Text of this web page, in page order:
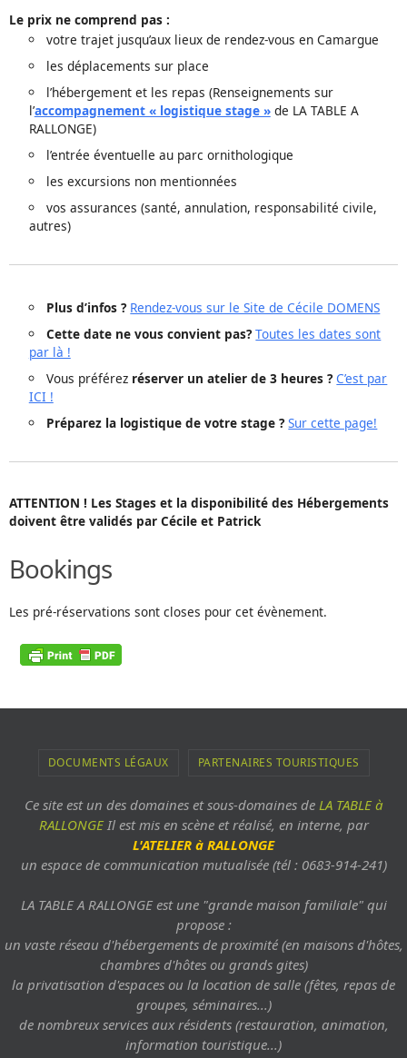
Le prix ne comprend pas :
votre trajet jusqu’aux lieux de rendez-vous en Camargue
les déplacements sur place
l’hébergement et les repas (Renseignements sur
l’accompagnement « logistique stage »de LA TABLE A
RALLONGE)
l’entrée éventuelle au parc ornithologique
les excursions non mentionnées
vos assurances (santé, annulation, responsabilité civile,
autres)
Plus d’infos ? Rendez-vous sur le Site de Cécile DOMENS
Cette date ne vous convient pas? Toutes les dates sont
par là !
Vous préférez réserver un atelier de 3 heures ? C’est par
ICI !
Préparez la logistique de votre stage ? Sur cette page!
ATTENTION ! Les Stages et la disponibilité des Hébergements
doivent être validés par Cécile et Patrick
Bookings
Les pré-réservations sont closes pour cet évènement.
DOCUMENTS LÉGAUX PARTENAIRES TOURISTIQUES
Ce site est un des domaines et sous-domaines de LA TABLE à
RALLONGEIl est mis en scène et réalisé, en interne, par
L'ATELIER à RALLONGE
un espace de communication mutualisée (tél : 0683-914-241)
LA TABLE A RALLONGE est une "grande maison familiale" qui
propose :
un vaste réseau d'hébergements de proximité (en maisons d'hôtes,
chambres d'hôtes ou grands gites)
la privatisation d'espaces ou la location de salle (fêtes, repas de
groupes, séminaires...)
de nombreux services aux résidents (restauration, animation,
information touristique...)